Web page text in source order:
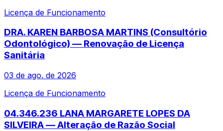
Licença de Funcionamento
DRA. KAREN BARBOSA MARTINS (Consultório
Odontológico) — Renovação de Licença
Sanitária
03 de ago. de 2026
Licença de Funcionamento
04.346.236 LANA MARGARETE LOPES DA
SILVEIRA — Alteração de Razão Social